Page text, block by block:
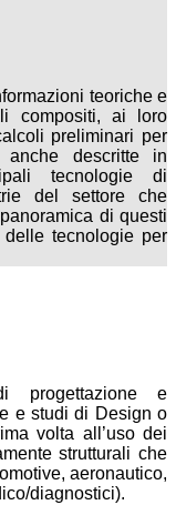
teoriche e
compositi, ai loro
preliminari per
anche descritte in
tecnologie di
del settore che
di questi
tecnologie per
progettazione e
e studi di Design o
volta all’uso dei
strutturali che
aeronautico,
diagnostici).